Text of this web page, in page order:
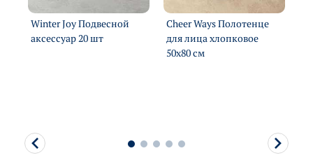
Winter Joy Подвесной
аксессуар 20 шт
Cheer Ways Полотенце
для лица хлопковое
50х80 см